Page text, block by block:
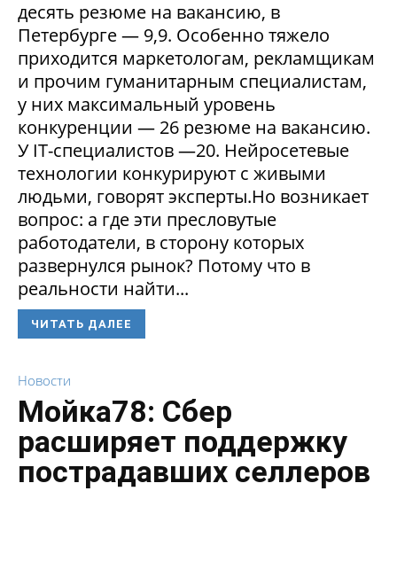
десять резюме на вакансию, в
Петербурге — 9,9. Особенно тяжело
приходится маркетологам, рекламщикам
и прочим гуманитарным специалистам,
у них максимальный уровень
конкуренции — 26 резюме на вакансию.
У IT-специалистов —20. Нейросетевые
технологии конкурируют с живыми
людьми, говорят эксперты.Но возникает
вопрос: а где эти пресловутые
работодатели, в сторону которых
развернулся рынок? Потому что в
реальности найти...
ЧИТАТЬ ДАЛЕЕ
Новости
Мойка78: Сбер
расширяет поддержку
пострадавших селлеров